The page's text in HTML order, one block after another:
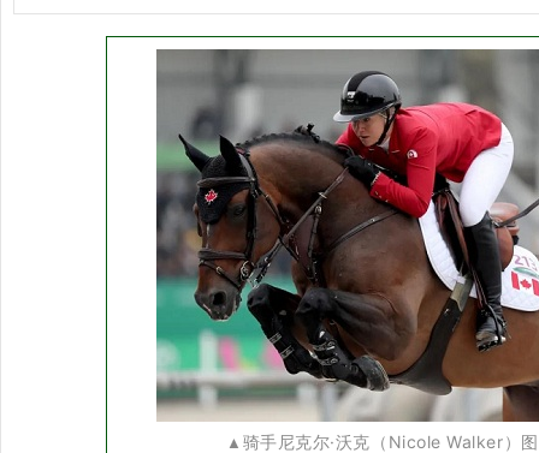
▲ 骑手尼克尔·沃克（Nicole Walker）